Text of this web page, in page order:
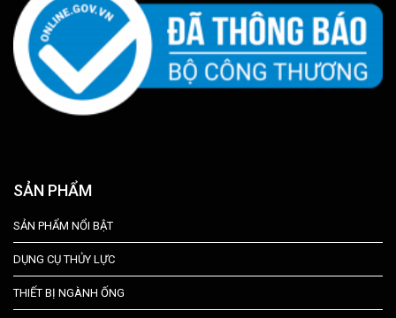
SẢN PHẨM
SẢN PHẨM NỔI BẬT
DỤNG CỤ THỦY LỰC
THIẾT BỊ NGÀNH ỐNG